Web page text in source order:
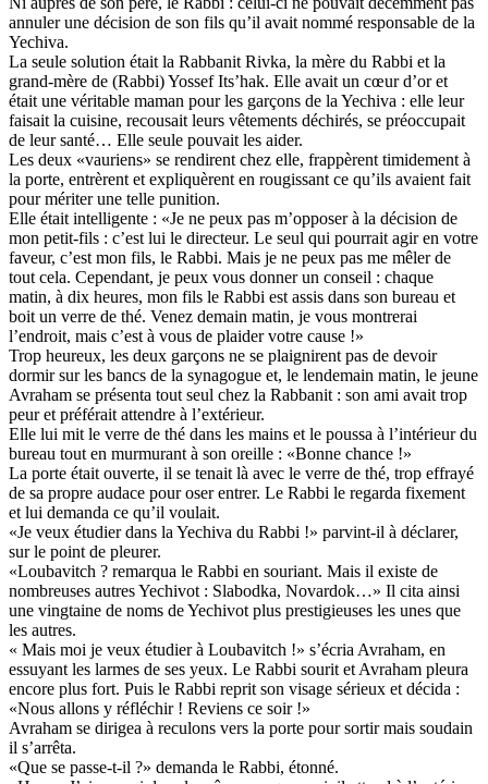
annuler une décision de son fils qu’il avait nommé responsable de la
Yechiva.
La seule solution était la Rabbanit Rivka, la mère du Rabbi et la
grand-mère de (Rabbi) Yossef Its’hak. Elle avait un cœur d’or et
était une véritable maman pour les garçons de la Yechiva : elle leur
faisait la cuisine, recousait leurs vêtements déchirés, se préoccupait
de leur santé… Elle seule pouvait les aider.
Les deux «vauriens» se rendirent chez elle, frappèrent timidement à
la porte, entrèrent et expliquèrent en rougissant ce qu’ils avaient fait
pour mériter une telle punition.
Elle était intelligente : «Je ne peux pas m’opposer à la décision de
mon petit-fils : c’est lui le directeur. Le seul qui pourrait agir en votre
faveur, c’est mon fils, le Rabbi. Mais je ne peux pas me mêler de
tout cela. Cependant, je peux vous donner un conseil : chaque
matin, à dix heures, mon fils le Rabbi est assis dans son bureau et
boit un verre de thé. Venez demain matin, je vous montrerai
l’endroit, mais c’est à vous de plaider votre cause !»
Trop heureux, les deux garçons ne se plaignirent pas de devoir
dormir sur les bancs de la synagogue et, le lendemain matin, le jeune
Avraham se présenta tout seul chez la Rabbanit : son ami avait trop
peur et préférait attendre à l’extérieur.
Elle lui mit le verre de thé dans les mains et le poussa à l’intérieur du
bureau tout en murmurant à son oreille : «Bonne chance !»
La porte était ouverte, il se tenait là avec le verre de thé, trop effrayé
de sa propre audace pour oser entrer. Le Rabbi le regarda fixement
et lui demanda ce qu’il voulait.
«Je veux étudier dans la Yechiva du Rabbi !» parvint-il à déclarer,
sur le point de pleurer.
«Loubavitch ? remarqua le Rabbi en souriant. Mais il existe de
nombreuses autres Yechivot : Slabodka, Novardok…» Il cita ainsi
une vingtaine de noms de Yechivot plus prestigieuses les unes que
les autres.
« Mais moi je veux étudier à Loubavitch !» s’écria Avraham, en
essuyant les larmes de ses yeux. Le Rabbi sourit et Avraham pleura
encore plus fort. Puis le Rabbi reprit son visage sérieux et décida :
«Nous allons y réfléchir ! Reviens ce soir !»
Avraham se dirigea à reculons vers la porte pour sortir mais soudain
il s’arrêta.
«Que se passe-t-il ?» demanda le Rabbi, étonné.